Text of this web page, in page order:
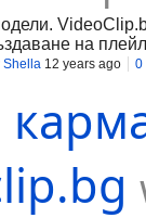
на
Shella 12 years ago 0